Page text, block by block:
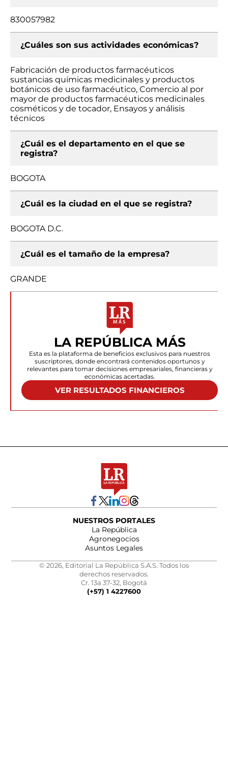
830057982
¿Cuáles son sus actividades económicas?
Fabricación de productos farmacéuticos
sustancias químicas medicinales y productos
botánicos de uso farmacéutico, Comercio al por
mayor de productos farmacéuticos medicinales
cosméticos y de tocador, Ensayos y análisis
técnicos
¿Cuál es el departamento en el que se
registra?
BOGOTA
¿Cuál es la ciudad en el que se registra?
BOGOTA D.C.
¿Cuál es el tamaño de la empresa?
GRANDE
LA REPÚBLICA MÁS
Esta es la plataforma de beneficios exclusivos para nuestros
suscriptores, donde encontrará contenidos oportunos y
relevantes para tomar decisiones empresariales, financieras y
económicas acertadas.
VER RESULTADOS FINANCIEROS
NUESTROS PORTALES
La República
Agronegocios
Asuntos Legales
© 2026, Editorial La República S.A.S. Todos los
derechos reservados.
Cr. 13a 37-32, Bogotá
(+57) 1 4227600